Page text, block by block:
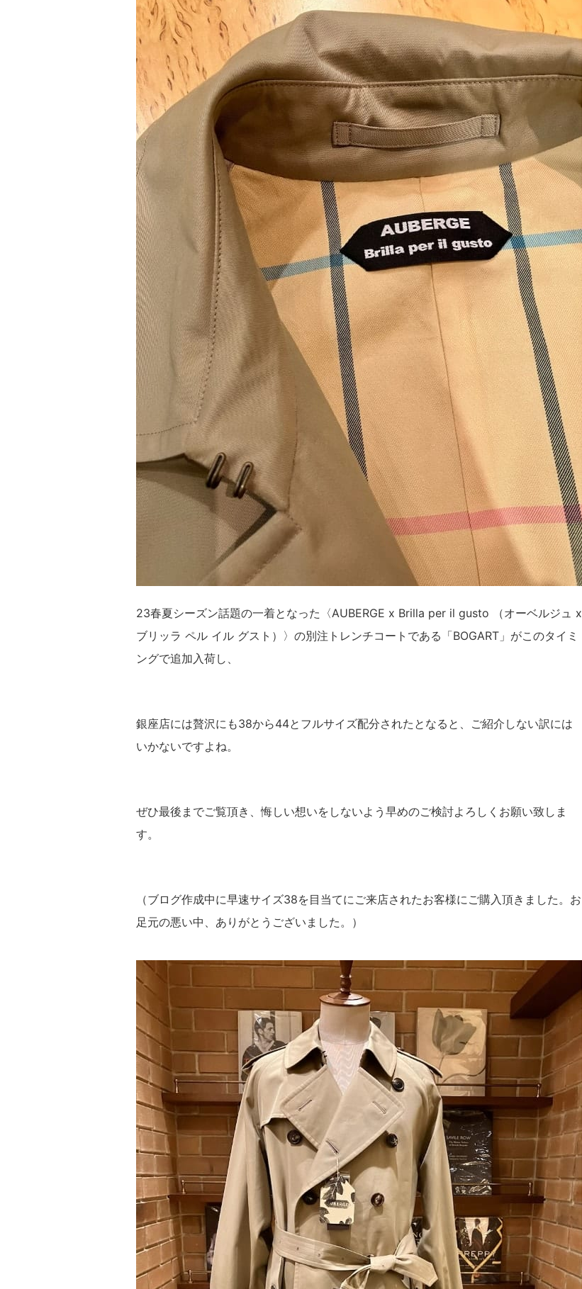
23春夏シーズン話題の一着となった〈AUBERGE x Brilla per il gusto （オーベルジュ x
ブリッラ ペル イル グスト）〉の別注トレンチコートである「BOGART」がこのタイミ
ングで追加入荷し、
銀座店には贅沢にも38から44とフルサイズ配分されたとなると、ご紹介しない訳には
いかないですよね。
ぜひ最後までご覧頂き、悔しい想いをしないよう早めのご検討よろしくお願い致しま
す。
（ブログ作成中に早速サイズ38を目当てにご来店されたお客様にご購入頂きました。お
足元の悪い中、ありがとうございました。）